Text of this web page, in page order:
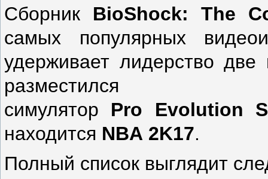
Сборник BioShock: The
самых популярных
удерживает лидерство
симулятор Pro Evolution
находится NBA 2K17.
Полный список выглядит